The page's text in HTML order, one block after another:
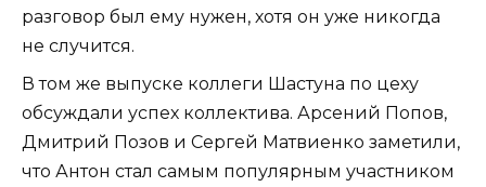
разговор был ему нужен, хотя он уже никогда
не случится.
В том же выпуске коллеги Шастуна по цеху
обсуждали успех коллектива. Арсений Попов,
Дмитрий Позов и Сергей Матвиенко заметили,
что Антон стал самым популярным участником